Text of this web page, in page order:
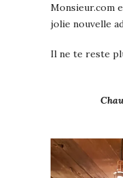
Monsieur.com
jolie nouvelle
Il ne te reste